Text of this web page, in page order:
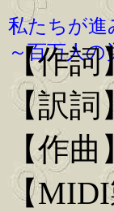
私たちが進
～百万人
【作詞
【訳
【作
【